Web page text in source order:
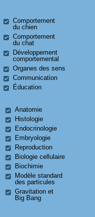
Comportement
du chien
Comportement
du chat
Développement
comportemental
Organes des sens
Communication
Éducation
Anatomie
Histologie
Endocrinologie
Embryologie
Reproduction
Biologie cellulaire
Biochimie
Modèle standard
des particules
Gravitation et
Big Bang